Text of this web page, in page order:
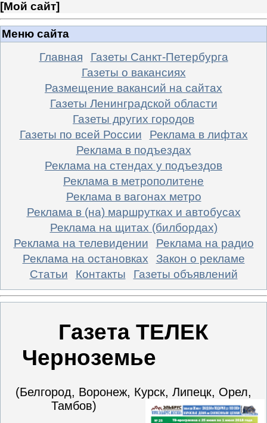
[Мой сайт]
Меню сайта
Главная
Газеты Санкт-Петербурга
Газеты о вакансиях
Размещение вакансий на сайтах
Газеты Ленинградской области
Газеты других городов
Газеты по всей России
Реклама в лифтах
Реклама в подъездах
Реклама на стендах у подъездов
Реклама в метрополитене
Реклама в вагонах метро
Реклама в (на) маршрутках и автобусах
Реклама на щитах (билбордах)
Реклама на телевидении
Реклама на радио
Реклама на остановках
Закон о рекламе
Статьи
Контакты Газеты объявлений
Газета ТЕЛЕК
Черноземье
(Белгород, Воронеж, Курск, Липецк, Орел,
Тамбов)